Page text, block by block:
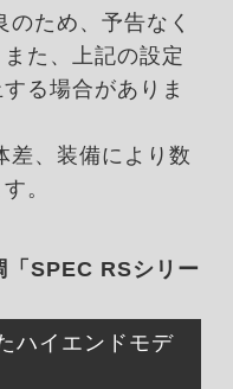
ため、予告なく
た、上記の設定
る場合がありま
、装備により数
。
SPEC RSシリー
ハイエンドモデ